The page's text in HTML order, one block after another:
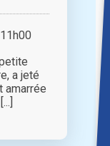
a jeté
amarrée